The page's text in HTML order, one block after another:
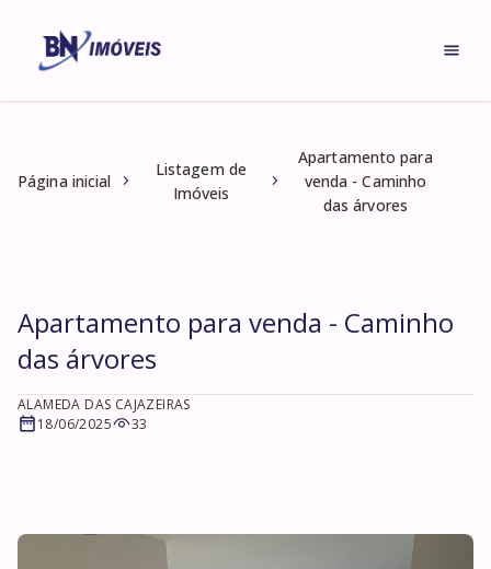
Página inicial
Listagem de
Imóveis
Apartamento para
venda - Caminho
das árvores
Apartamento para venda - Caminho
das árvores
ALAMEDA DAS CAJAZEIRAS
18/06/2025
33